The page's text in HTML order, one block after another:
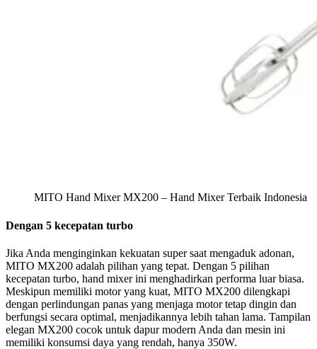
MITO Hand Mixer MX200 – Hand Mixer Terbaik Indonesia
Dengan 5 kecepatan turbo
Jika Anda menginginkan kekuatan super saat mengaduk adonan,
MITO MX200 adalah pilihan yang tepat. Dengan 5 pilihan
kecepatan turbo, hand mixer ini menghadirkan performa luar biasa.
Meskipun memiliki motor yang kuat, MITO MX200 dilengkapi
dengan perlindungan panas yang menjaga motor tetap dingin dan
berfungsi secara optimal, menjadikannya lebih tahan lama. Tampilan
elegan MX200 cocok untuk dapur modern Anda dan mesin ini
memiliki konsumsi daya yang rendah, hanya 350W.